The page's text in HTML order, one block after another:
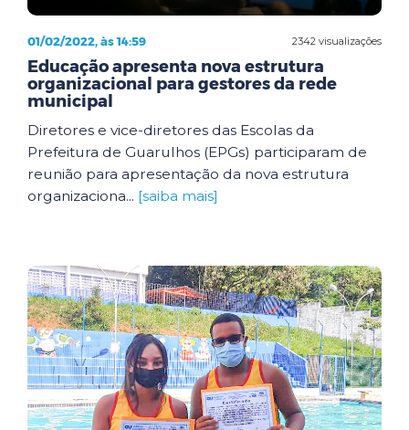
2342 visualizações
01/02/2022, às 14:59
Educação apresenta nova estrutura
organizacional para gestores da rede
municipal
Diretores e vice-diretores das Escolas da
Prefeitura de Guarulhos (EPGs) participaram de
reunião para apresentação da nova estrutura
organizaciona... [saiba mais]